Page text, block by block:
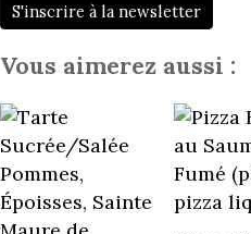
S'inscrire à la newsletter
Vous aimerez aussi :